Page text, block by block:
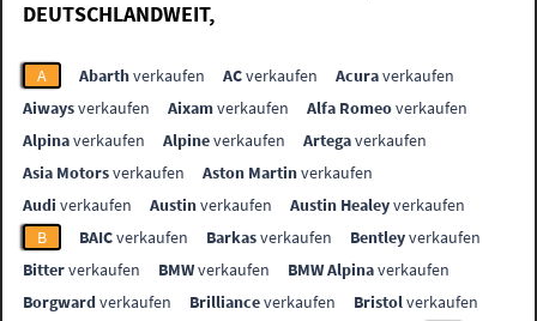
DEUTSCHLANDWEIT,
A Abarthverkaufen ACverkaufen Acuraverkaufen
Aiwaysverkaufen Aixamverkaufen Alfa Romeoverkaufen
Alpinaverkaufen Alpineverkaufen Artegaverkaufen
Asia Motorsverkaufen Aston Martinverkaufen
Audi verkaufen Austinverkaufen Austin Healeyverkaufen
B
BAICverkaufen Barkasverkaufen Bentleyverkaufen
Bitterverkaufen BMWverkaufen BMW Alpinaverkaufen
Borgwardverkaufen Brillianceverkaufen Bristolverkaufen